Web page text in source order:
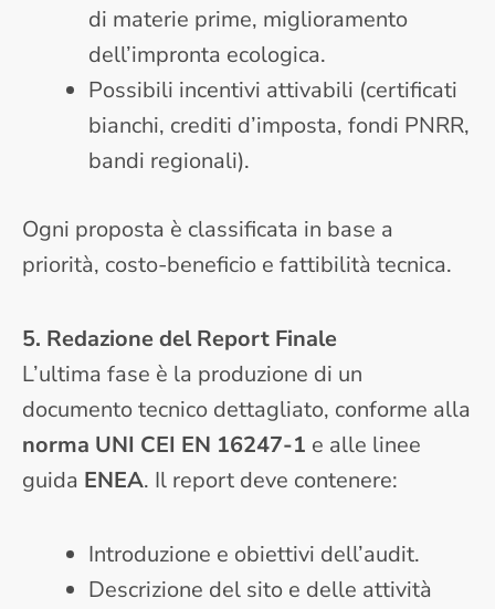
di materie prime, miglioramento
dell’impronta ecologica.
Possibili incentivi attivabili (certificati
bianchi, crediti d’imposta, fondi PNRR,
bandi regionali).
Ogni proposta è classificata in base a
priorità, costo-beneficio e fattibilità tecnica.
5. Redazione del Report Finale
L’ultima fase è la produzione di un
documento tecnico dettagliato, conforme alla
norma UNI CEI EN 16247-1 e alle linee
guida ENEA. Il report deve contenere:
Introduzione e obiettivi dell’audit.
Descrizione del sito e delle attività